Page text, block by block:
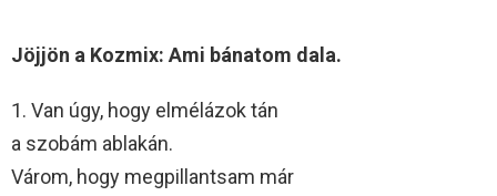
Jöjjön a Kozmix: Ami bánatom dala.
1. Van úgy, hogy elmélázok tán
a szobám ablakán.
Várom, hogy megpillantsam már